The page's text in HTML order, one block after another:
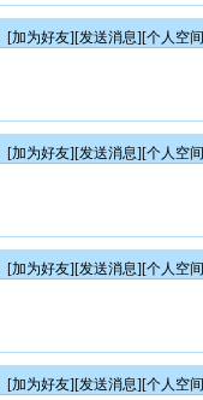
[加为好友][发送消息][个人空
[加为好友][发送消息][个人空
[加为好友][发送消息][个人空
[加为好友][发送消息][个人空